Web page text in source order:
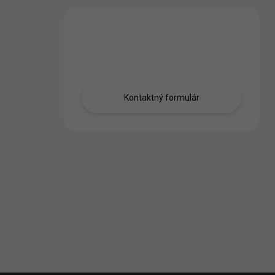
Kontaktný formulár